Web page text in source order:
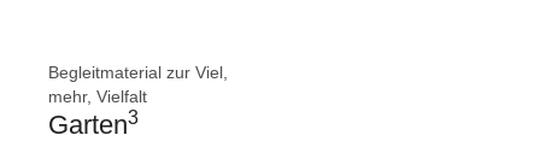
Show larger version
Begleitmaterial zur Viel,
mehr, Vielfalt
Garten3